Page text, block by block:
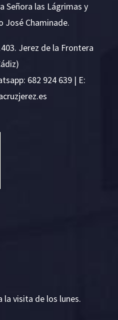
Señora las Lágrimas y
José Chaminade.
Jerez de la Frontera
682 924 639 | E:
se.ze
rejzu
la visita de los lunes.